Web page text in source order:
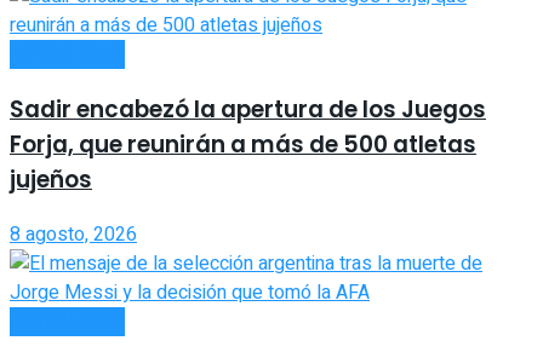
Sadir encabezó la apertura de los Juegos
Forja, que reunirán a más de 500 atletas
jujeños
8 agosto, 2026